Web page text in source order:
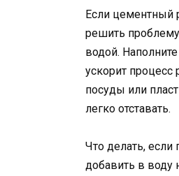
Если цементный
решить
водой.
ускорит процесс
посуды или
легко отставать.
Что делать, если
добавить в воду